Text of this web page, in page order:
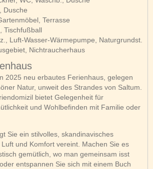
Dusche
Terrasse
Tischfußball
Luft-Wasser-Wärmepumpe, Naturgrundst.
Nichtraucherhaus
2025 neu erbautes Ferienhaus, gelegen
Natur, unweit des Strandes von Saltum.
bietet Gelegenheit für
und Wohlbefinden mit Familie oder
Sie ein stilvolles, skandinavisches
und Komfort vereint. Machen Sie es
gemütlich, wo man gemeinsam isst
entspannen Sie sich mit einem Buch